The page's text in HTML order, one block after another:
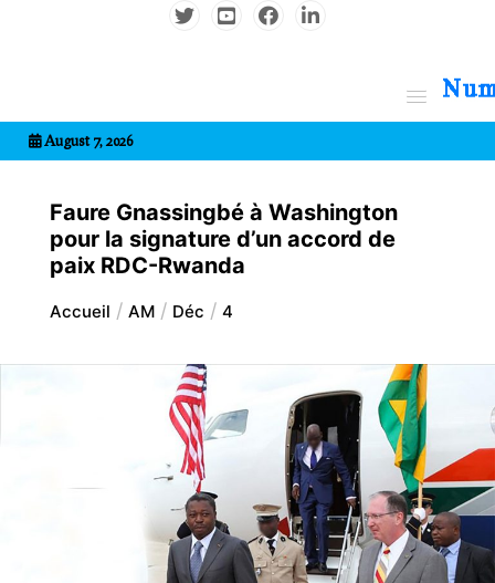
August 7, 2026
Faure Gnassingbé à Washington
pour la signature d’un accord de
paix RDC-Rwanda
Accueil AM Déc 4